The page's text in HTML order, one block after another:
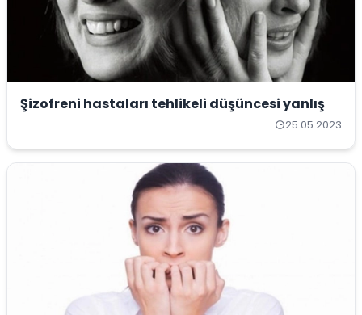
Şizofreni hastaları tehlikeli düşüncesi yanlış
25.05.2023